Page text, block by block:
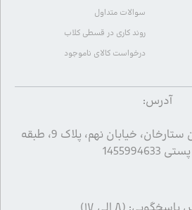
سوالات متداول
روند کاری در قسطی کلاب
درخواست کالای ناموجود
آدرس:
تهران، دریان نو، خیابان ستارخان، خیابان نهم، پلاک 9، طبقه